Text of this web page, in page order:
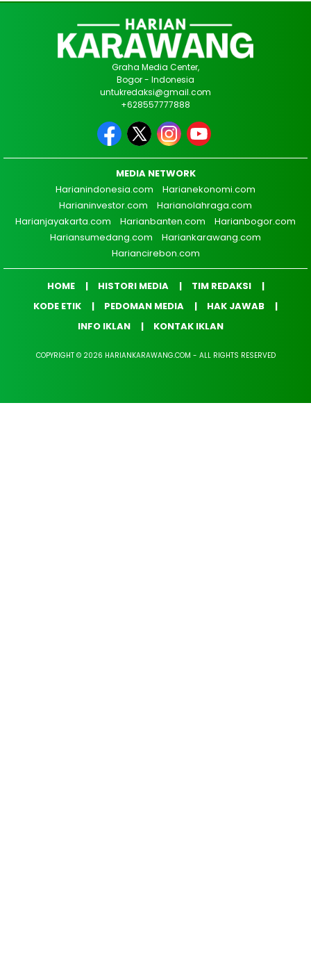
Graha Media Center,
Bogor - Indonesia
untukredaksi@gmail.com
+628557777888
MEDIA NETWORK
Harianindonesia.com
Harianekonomi.com
Harianinvestor.com
Harianolahraga.com
Harianjayakarta.com
Harianbanten.com
Harianbogor.com
Hariansumedang.com
Hariankarawang.com
Hariancirebon.com
HOME HISTORI MEDIA
TIM REDAKSI
KODE ETIK
PEDOMAN MEDIA
HAK JAWAB
INFO IKLAN
KONTAK IKLAN
COPYRIGHT © 2026 HARIANKARAWANG.COM - ALL RIGHTS RESERVED